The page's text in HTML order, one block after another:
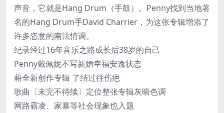
声音，它就是Hang Drum（手鼓）。Penny找到当地著
名的Hang Drum手David Charrier，为这张专辑增添了
许多恣意的南法情调。
纪录经过16年音乐之路成长后38岁的自己
Penny戴佩妮不写新婚幸福安逸状态
藉全新创作专辑 了结过往伤疤
歌曲〔未完不待续〕定位整张专辑灰暗色调
网路霸凌、家暴等社会现象也入题